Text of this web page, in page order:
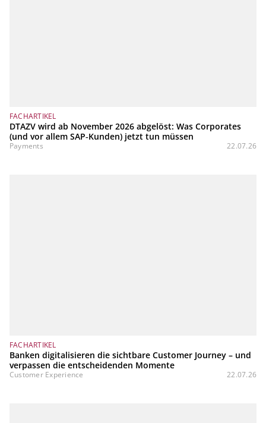
FACHARTIKEL
DTAZV wird ab November 2026 abgelöst: Was Corporates
(und vor allem SAP‑Kunden) jetzt tun müssen
Payments 22.07.26
FACHARTIKEL
Banken digitalisieren die sichtbare Customer Journey – und
verpassen die entscheidenden Momente
Customer Experience 22.07.26